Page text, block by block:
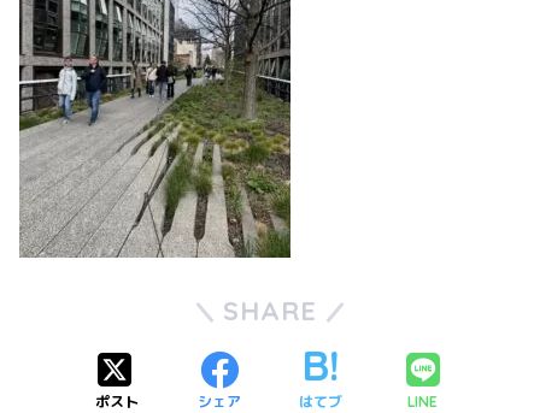
SHARE
ポスト シェア はてブ LINE